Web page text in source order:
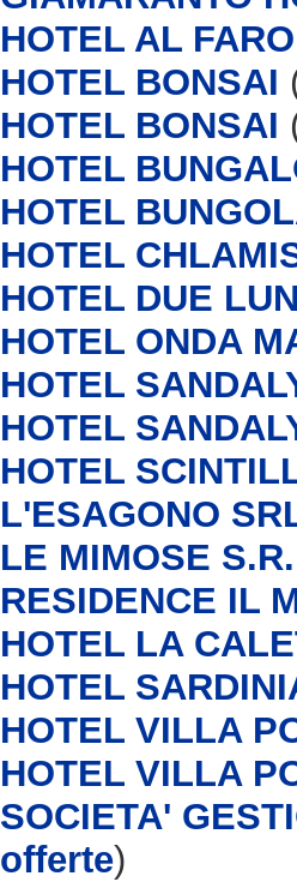
HOTEL AL FARO
HOTEL BONSAI
HOTEL BONSAI
HOTEL
HOTEL
HOTEL
HOTEL DUE
HOTEL ONDA
HOTEL
HOTEL
HOTEL
L'ESAGONO
LE MIMOSE
RESIDENCE IL
HOTEL LA
HOTEL
HOTEL VILLA
HOTEL VILLA
SOCIETA'
offerte)